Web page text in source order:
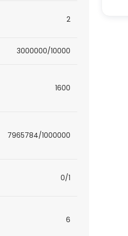
2
3000000/10000
1600
7965784/1000000
0/1
6